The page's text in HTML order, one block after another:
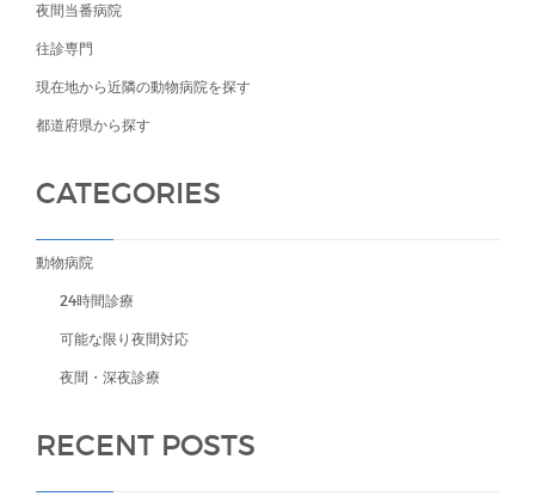
夜間当番病院
往診専門
現在地から近隣の動物病院を探す
都道府県から探す
CATEGORIES
動物病院
24時間診療
可能な限り夜間対応
夜間・深夜診療
RECENT POSTS